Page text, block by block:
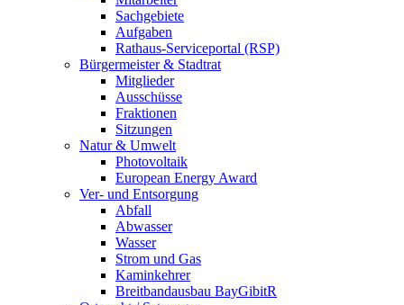
Sachgebiete
Aufgaben
Rathaus-Serviceportal (RSP)
Bürgermeister & Stadtrat
Mitglieder
Ausschüsse
Fraktionen
Sitzungen
Natur & Umwelt
Photovoltaik
European Energy Award
Ver- und Entsorgung
Abfall
Abwasser
Wasser
Strom und Gas
Kaminkehrer
Breitbandausbau BayGibitR